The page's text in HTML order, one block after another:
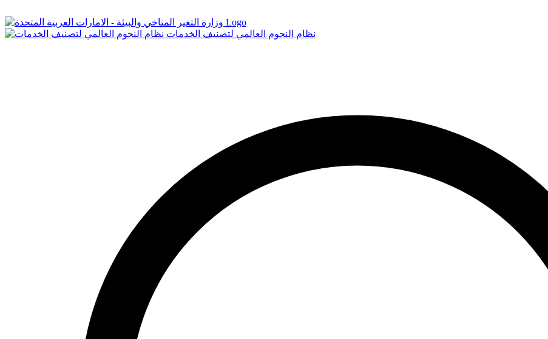
Logo
نظام النجوم العالمي لتصنيف الخدمات